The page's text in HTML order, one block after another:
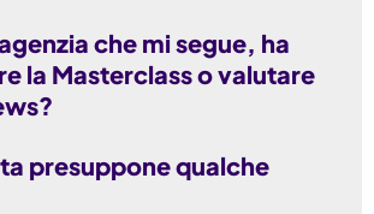
che mi segue, ha
la Masterclass o valutare
presuppone qualche